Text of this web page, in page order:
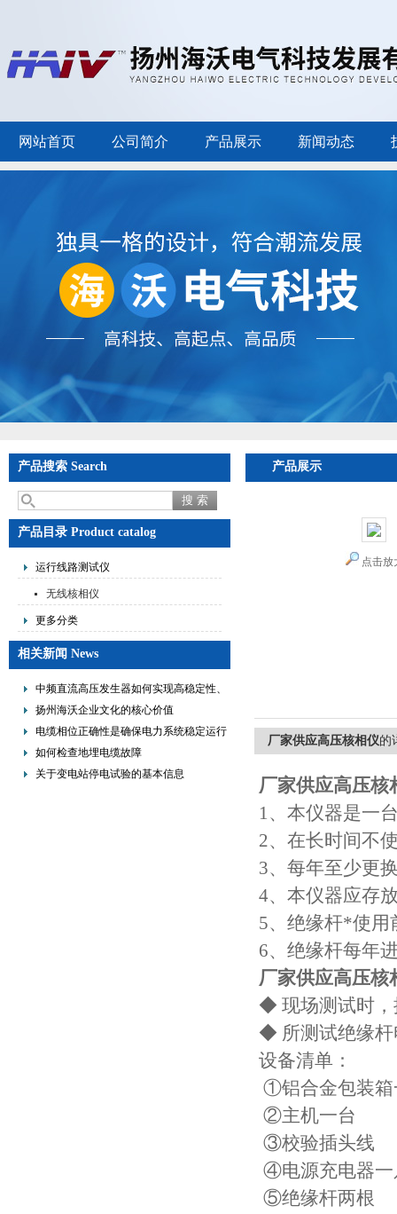
网站首页 公司简介 产品展示 新闻动态
产品搜索 Search
产品目录 Product catalog
运行线路测试仪
无线核相仪
更多分类
相关新闻 News
中频直流高压发生器如何实现高稳定性、
低纹波与便携式设计？
扬州海沃企业文化的核心价值
电缆相位正确性是确保电力系统稳定运行
的重要措施
如何检查地埋电缆故障
关于变电站停电试验的基本信息
产品展示
点击放
厂家供应高压核相仪的
厂家供应高压核
1、本仪器是一
2、在长时间不
3、每年至少更
4、本仪器应存
5、绝缘杆*使用
6、绝缘杆每年
厂家供应高压核
◆ 现场测试时，
◆ 所测试绝缘杆
设备清单：
①铝合金包装
②主机一台
③校验插头
④电源充电器
⑤绝缘杆两